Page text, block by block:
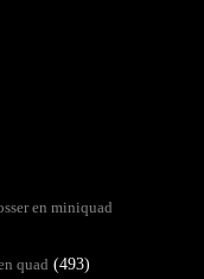
en miniquad
quad (493)